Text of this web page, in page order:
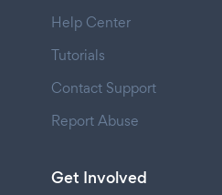
Help Center
Tutorials
Contact Support
Report Abuse
Get Involved